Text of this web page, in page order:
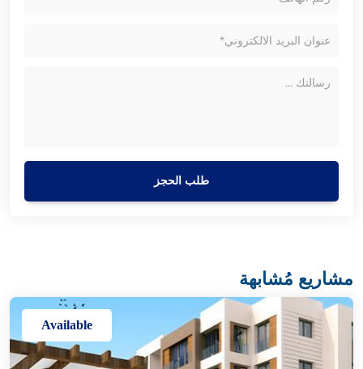
طلب الحجز
مشاريع مُشابهة
Available